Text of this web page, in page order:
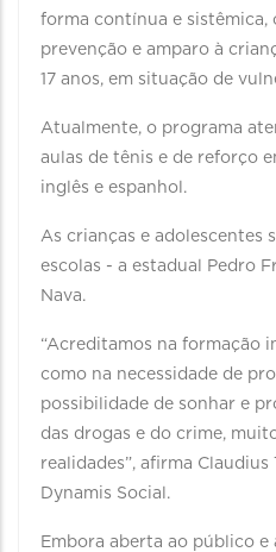
forma contínua e
prevenção e amparo à
17 anos, em situação de
Atualmente, o programa
aulas de tênis e de reforço
inglês e espanhol.
As crianças e adolescentes
escolas - a estadual Pedro
Nava.
“Acreditamos na formação
como na necessidade de
possibilidade de sonhar e
das drogas e do crime,
realidades”, afirma
Dynamis Social.
Embora aberta ao público e